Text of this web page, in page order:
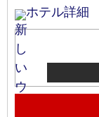
ホテル詳細